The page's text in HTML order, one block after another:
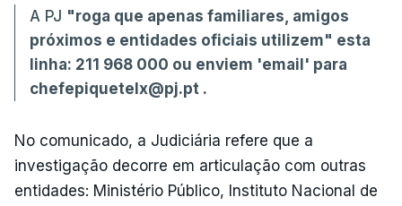
A PJ "roga que apenas familiares, amigos
próximos e entidades oficiais utilizem" esta
linha: 211 968 000 ou enviem 'email' para
chefepiquetelx@pj.pt .
No comunicado, a Judiciária refere que a
investigação decorre em articulação com outras
entidades: Ministério Público, Instituto Nacional de